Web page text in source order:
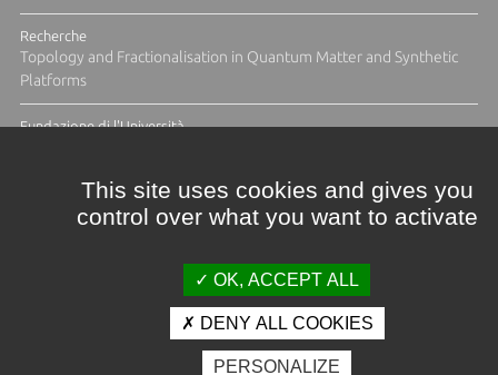
Recherche
Topology and Fractionalisation in Quantum Matter and Synthetic
Platforms
Fundazione di l'Università
Crédits et mentions légales
This site uses cookies and gives you
control over what you want to activate
OK, ACCEPT ALL
DENY ALL COOKIES
PERSONALIZE